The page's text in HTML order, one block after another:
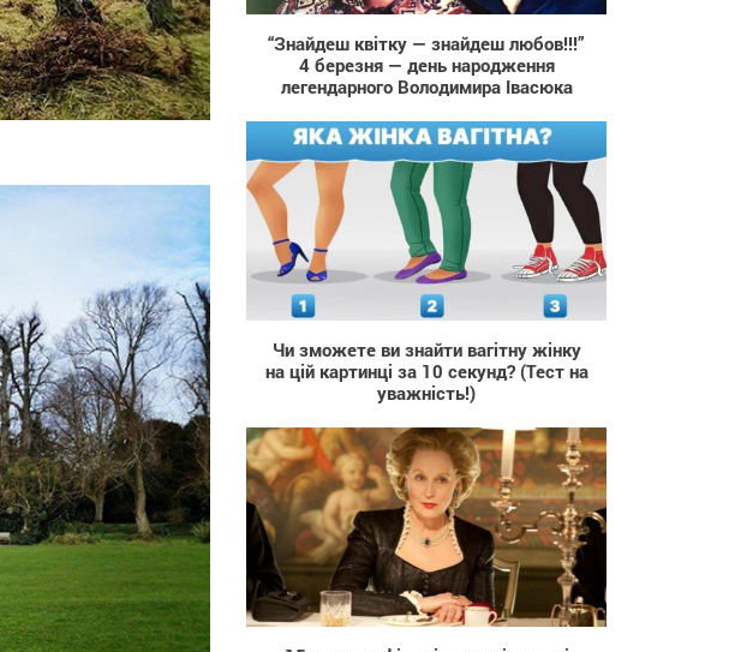
“Знайдеш квітку — знайдеш любов!!!”
4 березня — день народження
легендарного Володимира Івасюка
388
Чи зможете ви знайти вагітну жінку
на цій картинці за 10 секунд? (Тест на
уважність!)
65 294